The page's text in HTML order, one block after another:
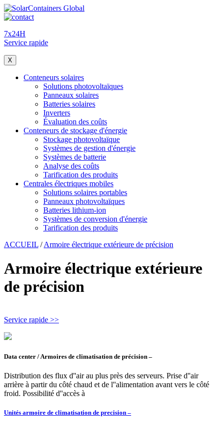
7x24H
Service rapide
X
Conteneurs solaires
Solutions photovoltaïques
Panneaux solaires
Batteries solaires
Inverters
Évaluation des coûts
Conteneurs de stockage d'énergie
Stockage photovoltaïque
Systèmes de gestion d'énergie
Systèmes de batterie
Analyse des coûts
Tarification des produits
Centrales électriques mobiles
Solutions solaires portables
Panneaux photovoltaïques
Batteries lithium-ion
Systèmes de conversion d'énergie
Tarification des produits
ACCUEIL /Armoire électrique extérieure de précision
Armoire électrique extérieure
de précision
Service rapide >>
Data center / Armoires de climatisation de précision –
Distribution des flux d''air au plus près des serveurs. Prise d''air
arrière à partir du côté chaud et de l''alimentation avant vers le côté
froid. Possibilité d''accès à
Unités armoire de climatisation de precision –